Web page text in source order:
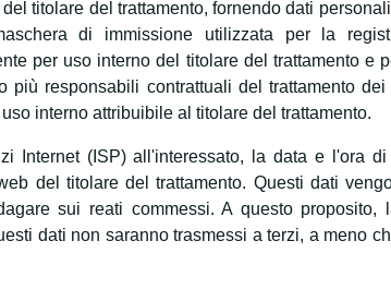
titolare del trattamento, fornendo dati
di immissione utilizzata per la
per uso interno del titolare del trattamento e
responsabili contrattuali del trattamento
interno attribuibile al titolare del trattamento.
Internet (ISP) all'interessato, la data e l'ora di
del titolare del trattamento. Questi dati
sui reati commessi. A questo
dati non saranno trasmessi a terzi, a meno